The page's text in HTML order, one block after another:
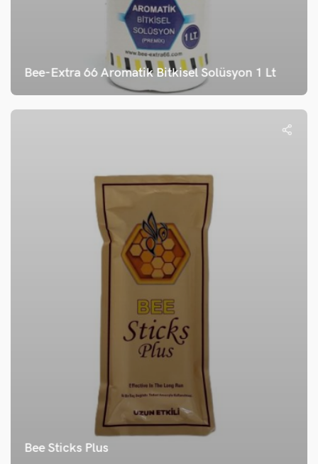
Bee-Extra 66 Aromatik Bitkisel Solüsyon 1 Lt
Bee Sticks Plus